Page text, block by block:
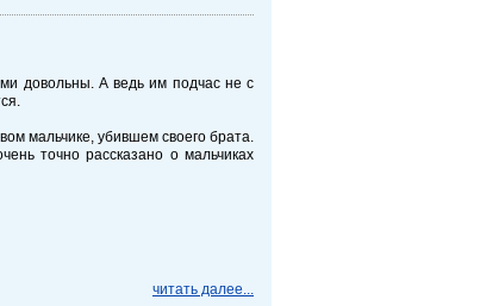
довольны. А ведь им подчас не с
мальчике, убившем своего брата.
точно рассказано о мальчиках
читать далее...